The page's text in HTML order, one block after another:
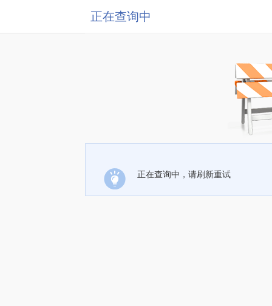
正在查询中
正在查询中，请刷新重试